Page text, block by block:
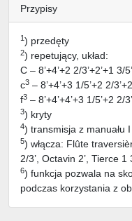
Przypisy
1) przedęty
2) repetujący, układ:
C – 8’+4’+2 2/3’+2’+1 3/5’
c3 – 8’+4’+3 1/5’+2 2/
f3 – 8’+4’+4’+3 1/5’+2 2/3’
3) kryty
4) transmisja z manuału I
5) włącza: Flûte
2/3’, Octavin 2’, Tierce 1
6) funkcja pozwala na
podczas korzystania z